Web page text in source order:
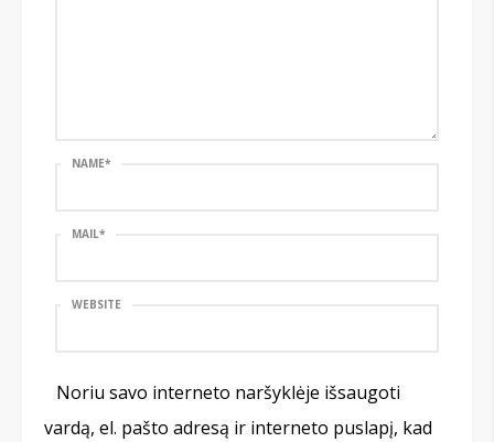
NAME*
MAIL*
WEBSITE
Noriu savo interneto naršyklėje išsaugoti
vardą, el. pašto adresą ir interneto puslapį, kad